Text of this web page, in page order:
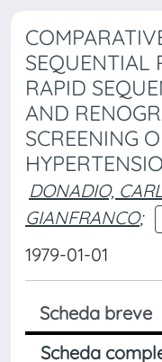
SEQUENTIAL
RAPID
AND
SCREENING
DONADIO,
GIANFRANCO;
1979-01-01
Scheda breve
Scheda